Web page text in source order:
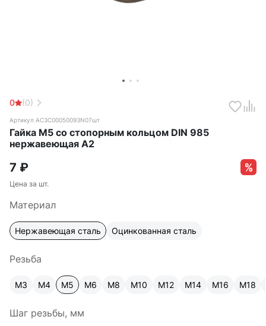
0 (0)
Артикул АС3C00050093N07шт
Гайка М5 со стопорным кольцом DIN 985
нержавеющая А2
7 ₽
Цена за шт.
Материал
Нержавеющая сталь Оцинкованная сталь
Резьба
М3 М4 М5 М6 М8 М10 М12 М14 М16 М18
Шаг резьбы, мм